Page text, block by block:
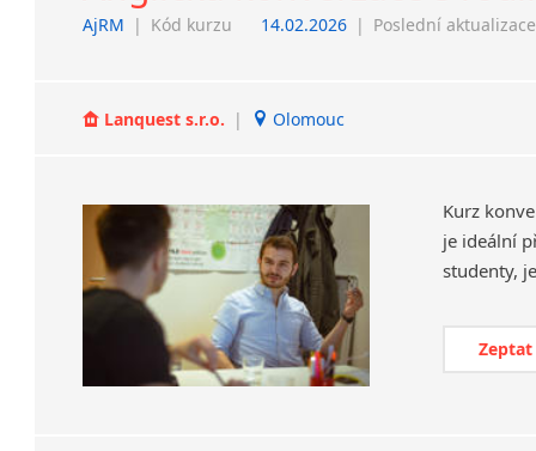
AjRM | Kód kurzu 14.02.2026 | Poslední aktualizace
Lanquest s.r.o. | Olomouc
Kurz
je ideální
Zeptat